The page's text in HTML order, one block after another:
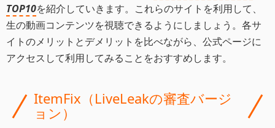
TOP10を紹介していきます。これらのサイトを利用して、
生の動画コンテンツを視聴できるようにしましょう。各サ
イトのメリットとデメリットを比べながら、公式ページに
アクセスして利用してみることをおすすめします。
ItemFix（LiveLeakの審査バージ
ョン）